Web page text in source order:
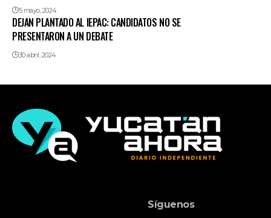
5 mayo, 2024
DEJAN PLANTADO AL IEPAC: CANDIDATOS NO SE
PRESENTARON A UN DEBATE
30 abril, 2024
Síguenos